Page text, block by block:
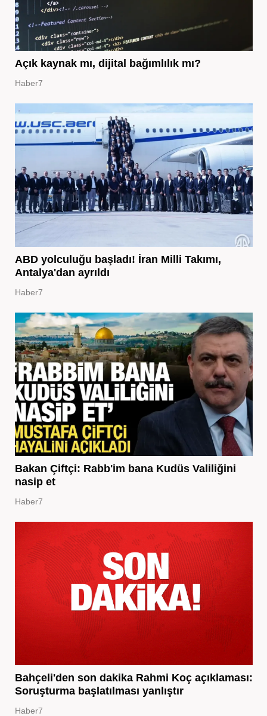
Açık kaynak mı, dijital bağımlılık mı?
Haber7
ABD yolculuğu başladı! İran Milli Takımı,
Antalya'dan ayrıldı
Haber7
Bakan Çiftçi: Rabb'im bana Kudüs Valiliğini
nasip et
Haber7
Bahçeli'den son dakika Rahmi Koç açıklaması:
Soruşturma başlatılması yanlıştır
Haber7